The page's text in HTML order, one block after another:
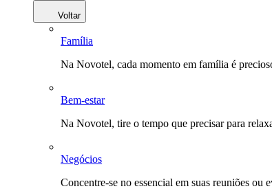
Voltar
Família
Na Novotel, cada momento em família é
Bem-estar
Na Novotel, tire o tempo que precisar para
Negócios
Concentre-se no essencial em suas reuniões ou